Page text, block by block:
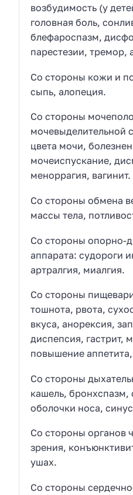
возбудимость (у
головная боль,
блефароспазм,
парестезии, тремор,
Со стороны кожи и
сыпь, алопеция.
Со стороны
мочевыделительной
цвета мочи,
мочеиспускание,
меноррагия, вагинит.
Со стороны обмена
массы тела,
Со стороны опорно-
аппарата: судороги
артралгия, миалгия.
Со стороны
тошнота, рвота,
вкуса, анорексия,
диспепсия, гастрит,
повышение аппетита,
Со стороны
кашель, бронхспазм,
оболочки носа,
Со стороны органов
зрения,
ушах.
Со стороны